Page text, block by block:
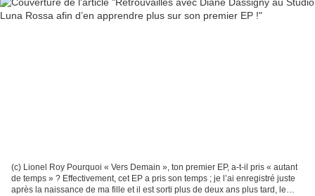
(c) Lionel Roy Pourquoi « Vers Demain », ton premier EP, a-t-il pris « autant
de temps » ? Effectivement, cet EP a pris son temps ; je l’ai enregistré juste
après la naissance de ma fille et il est sorti plus de deux ans plus tard, le